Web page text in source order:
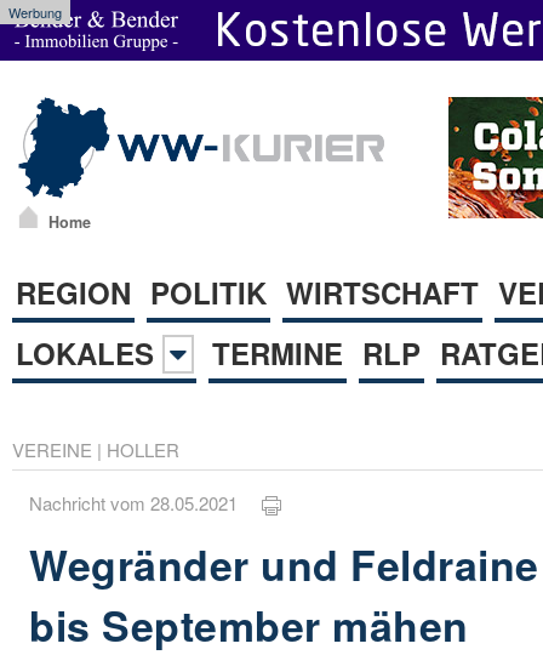
Werbung
Home
REGION POLITIK WIRTSCHAFT
LOKALES
TERMINE RLP
VEREINE | HOLLER
Nachricht vom 28.05.2021
Wegränder und
bis September mähen